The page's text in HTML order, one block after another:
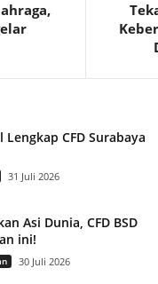
Lengkap CFD Surabaya
31 Juli 2026
Asi Dunia, CFD BSD
ini!
30 Juli 2026